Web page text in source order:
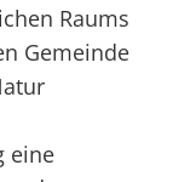
Raums
Gemeinde
eine